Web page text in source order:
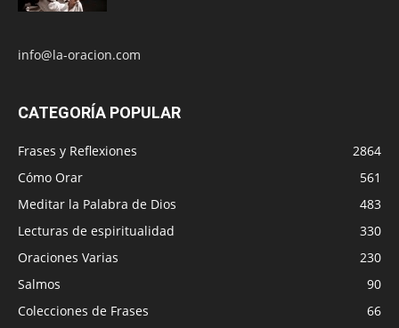
info@la-oracion.com
CATEGORÍA POPULAR
Frases y Reflexiones
2864
Cómo Orar
561
Meditar la Palabra de Dios
483
Lecturas de espiritualidad
330
Oraciones Varias
230
Salmos
90
Colecciones de Frases
66